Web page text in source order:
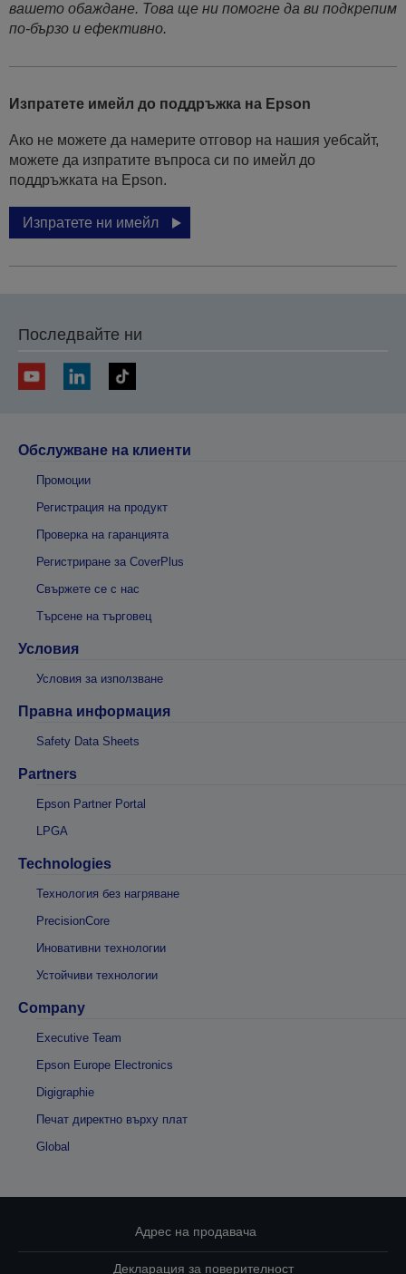
вашето обаждане. Това ще ни помогне да ви подкрепим
по-бързо и ефективно.
Изпратете имейл до поддръжка на Epson
Ако не можете да намерите отговор на нашия уебсайт,
можете да изпратите въпроса си по имейл до
поддръжката на Epson.
Изпратете ни имейл
Последвайте ни
Обслужване на клиенти
Промоции
Регистрация на продукт
Проверка на гаранцията
Регистриране за CoverPlus
Свържете се с нас
Търсене на търговец
Условия
Условия за използване
Правна информация
Safety Data Sheets
Partners
Epson Partner Portal
LPGA
Technologies
Технология без нагряване
PrecisionCore
Иновативни технологии
Устойчиви технологии
Company
Executive Team
Epson Europe Electronics
Digigraphie
Печат директно върху плат
Global
Адрес на продавача
Декларация за поверителност